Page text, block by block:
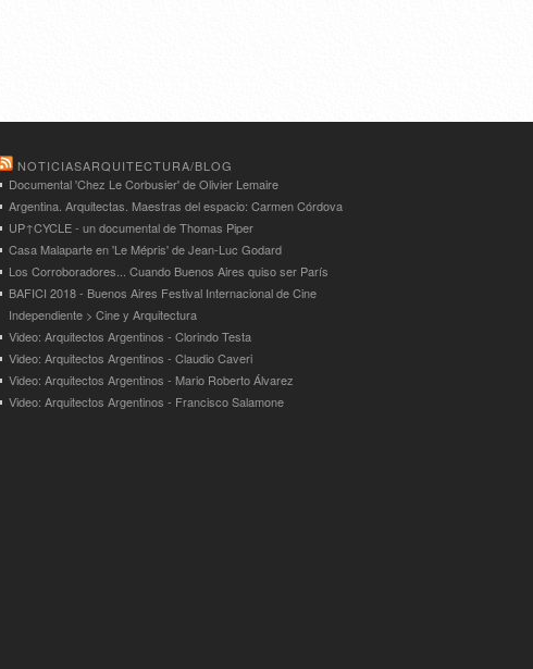
NOTICIASARQUITECTURA/BLOG
Documental 'Chez Le Corbusier' de Olivier Lemaire
Argentina. Arquitectas. Maestras del espacio: Carmen Córdova
UP↑CYCLE - un documental de Thomas Piper
Casa Malaparte en 'Le Mépris' de Jean-Luc Godard
Los Corroboradores... Cuando Buenos Aires quiso ser París
BAFICI 2018 - Buenos Aires Festival Internacional de Cine
Independiente > Cine y Arquitectura
Video: Arquitectos Argentinos - Clorindo Testa
Video: Arquitectos Argentinos - Claudio Caveri
Video: Arquitectos Argentinos - Mario Roberto Álvarez
Video: Arquitectos Argentinos - Francisco Salamone